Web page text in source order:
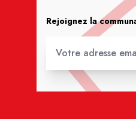
Rejoignez la